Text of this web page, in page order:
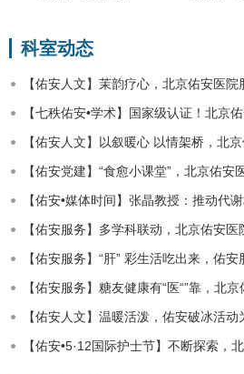
科室动态
【佑安人文】茉韵疗心，北京佑安医院
【七秩佑安•学术】国家级认证！北京
【佑安人文】以叙暖心 以情架桥，北
【佑安党建】“食愈小课堂”，北京佑安
【佑安•媒体时间】张晶教授：推动代
【佑安服务】多学科联动，北京佑安医
【佑安服务】“肝” 彩生活吃出来，佑安
【佑安服务】糖友健康有“医“”靠，北
【佑安人文】温暖活泼，佑安破冰活动
【佑安•5·12国际护士节】不断探索，